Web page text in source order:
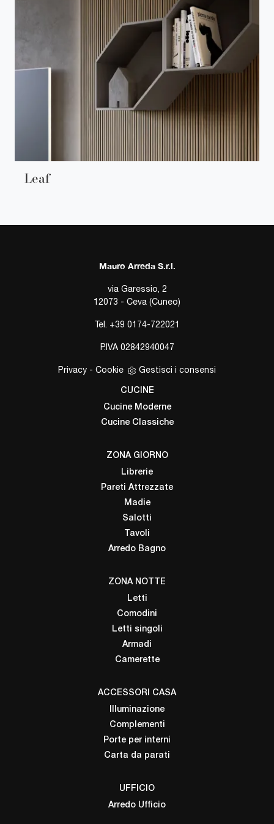
Leaf
Mauro Arreda S.r.l.
via Garessio, 2
12073 - Ceva (Cuneo)
Tel. +39 0174-722021
P.IVA 02842940047
Privacy - Cookie Gestisci i consensi
CUCINE
Cucine Moderne
Cucine Classiche
ZONA GIORNO
Librerie
Pareti Attrezzate
Madie
Salotti
Tavoli
Arredo Bagno
ZONA NOTTE
Letti
Comodini
Letti singoli
Armadi
Camerette
ACCESSORI CASA
Illuminazione
Complementi
Porte per interni
Carta da parati
UFFICIO
Arredo Ufficio